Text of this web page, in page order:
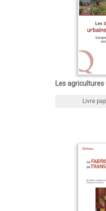
Les
Livre